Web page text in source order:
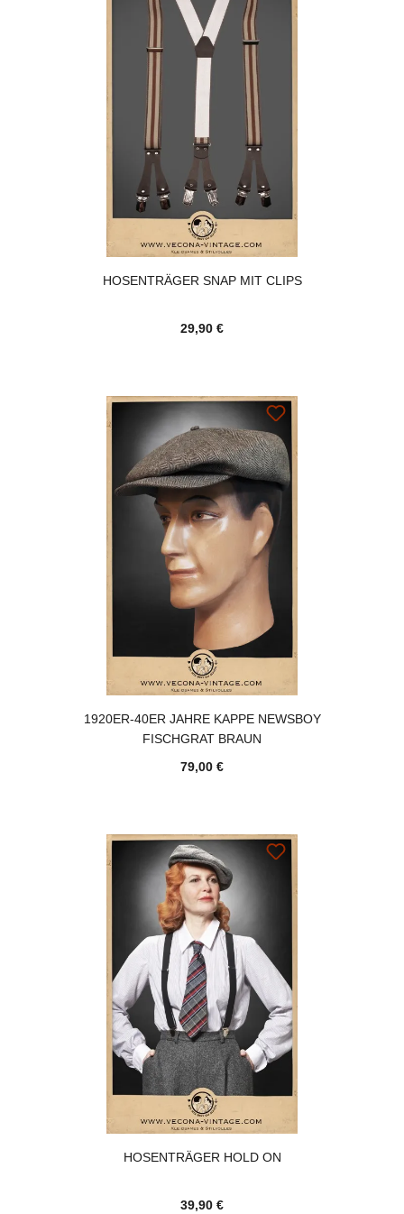
HOSENTRÄGER SNAP MIT CLIPS
29,90 €
1920ER-40ER JAHRE KAPPE NEWSBOY
FISCHGRAT BRAUN
79,00 €
HOSENTRÄGER HOLD ON
39,90 €